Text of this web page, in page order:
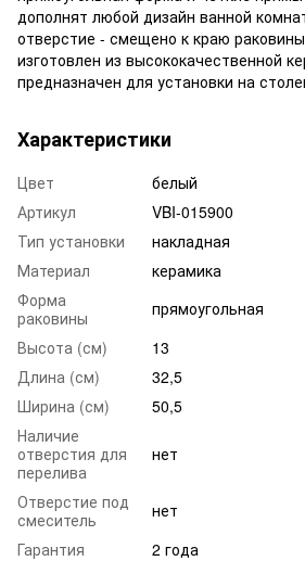
дополнят любой дизайн ванной
отверстие - смещено к краю
изготовлен из высококачественной
предназначен для установки на
Характеристики
Цвет
белый
Артикул
VBI-015900
Тип установки
накладная
Материал
керамика
Форма
раковины
прямоугольная
Высота (см)
13
Длина (см)
32,5
Ширина (см)
50,5
Наличие
отверстия для
перелива
нет
Отверстие под
смеситель
нет
Гарантия
2 года